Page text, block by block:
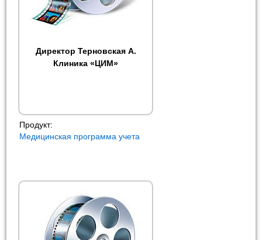
Директор Терновская А.
Клиника «ЦИМ»
Продукт:
Медицинская программа учета